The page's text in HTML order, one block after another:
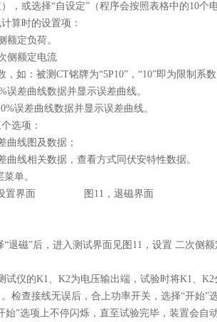
，或选择“自设定”（程序会按照表格中的10个
算时的设置项：
额定负荷。
侧额定电流
如：被测CT铭牌为“5P10”，“10”即为限制系数
误差曲线数据并显示误差曲线。
误差曲线数据并显示误差曲线。
选项：
曲线图及数据；
曲线相关数据，查看方式同伏安特性数据。
单。
置界面 图11，退磁界面
退磁”后，进入测试界面见图11，设置 二次侧额
试仪的K1、K2为电压输出端，试验时将K1、
检查接线无误后，合上功率开关，选择“开始”
始”选项上不停闪烁，直至试验完毕，装置会自